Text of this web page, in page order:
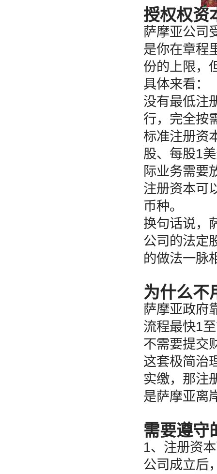
授权权资
萨摩亚公司
是你在章程
份的上限，
具体来看：
没有最低注
行，完全按
标准注册资
股、每股1
际业务需要
注册资本可
币种。
换句话说，
公司的法定
的做法一脉
为什么不
萨摩亚政府
流程最快1
不需要提交
这套极简治
实缴，那注
是萨摩亚离
需要遵守
1、注册资
公司成立后